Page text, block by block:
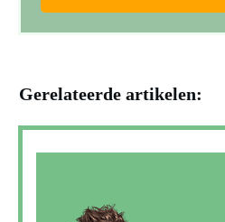
Gerelateerde artikelen: